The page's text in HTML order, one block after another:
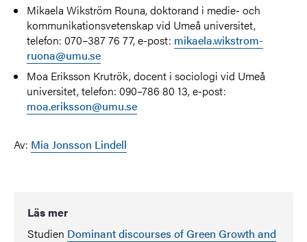
Mikaela Wikström Rouna, doktorand i medie- och
kommunikationsvetenskap vid Umeå universitet,
telefon: 070–387 76 77, e-post: mikaela.wikstrom-
ruona@umu.se
Moa Eriksson Krutrök, docent i sociologi vid Umeå
universitet, telefon: 090–786 80 13, e-post:
moa.eriksson@umu.se
Av: Mia Jonsson Lindell
Läs mer
Studien Dominant discourses of Green Growth and